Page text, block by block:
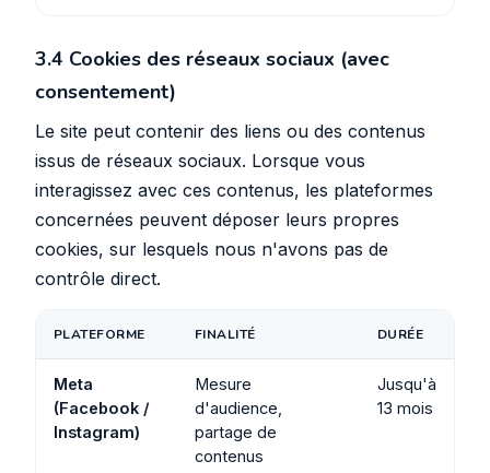
3.4 Cookies des réseaux sociaux (avec
consentement)
Le site peut contenir des liens ou des contenus
issus de réseaux sociaux. Lorsque vous
interagissez avec ces contenus, les plateformes
concernées peuvent déposer leurs propres
cookies, sur lesquels nous n'avons pas de
contrôle direct.
PLATEFORME FINALITÉ DURÉE
Meta
(Facebook /
Instagram)
Mesure
d'audience,
partage de
contenus
Jusqu'à
13 mois